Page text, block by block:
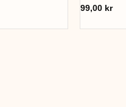
99,00 kr